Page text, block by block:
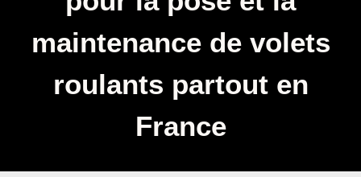
maintenance de volets
roulants partout en
France